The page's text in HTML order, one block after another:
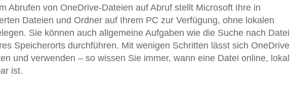
Abrufen von OneDrive-Dateien auf Abruf stellt Microsoft Ihre in
Dateien und Ordner auf Ihrem PC zur Verfügung, ohne lokalen
Sie können auch allgemeine Aufgaben wie die Suche nach
Speicherorts durchführen. Mit wenigen Schritten lässt sich OneDrive
und verwenden – so wissen Sie immer, wann eine Datei online, lokal
ist.